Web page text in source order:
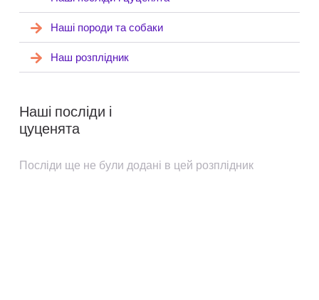
Наші породи та собаки
Наш розплідник
Наші посліди і
цуценята
Посліди ще не були додані в цей розплідник